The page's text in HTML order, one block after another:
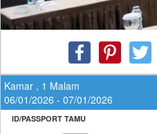
Kamar , 1 Malam
06/01/2026 - 07/01/2026
ID/PASSPORT TAMU